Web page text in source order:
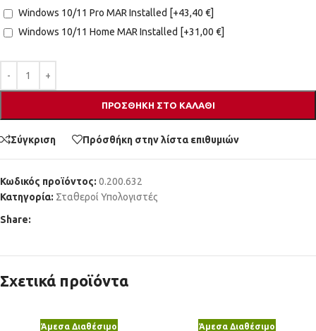
Windows 10/11 Pro MAR Installed [+43,40 €]
Windows 10/11 Home MAR Installed [+31,00 €]
ΠΡΟΣΘΉΚΗ ΣΤΟ ΚΑΛΆΘΙ
Σύγκριση Πρόσθήκη στην λίστα επιθυμιών
Κωδικός προϊόντος: 0.200.632
Κατηγορία: Σταθεροί Υπολογιστές
Share:
Σχετικά προϊόντα
Άμεσα Διαθέσιμο
Άμεσα Διαθέσιμο